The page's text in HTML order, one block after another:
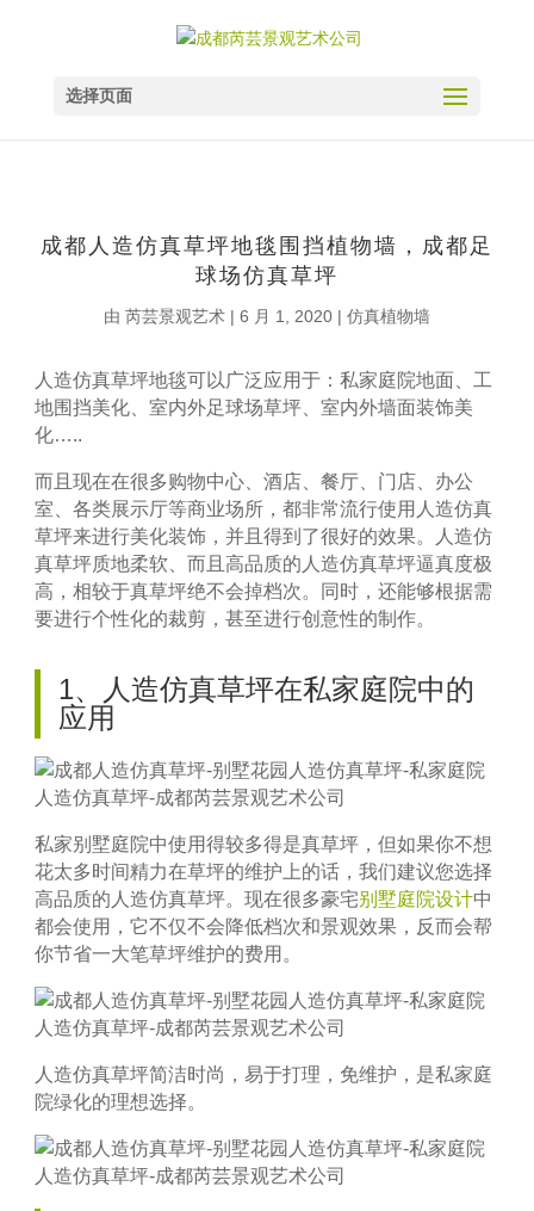
选择页面
成都人造仿真草坪地毯围挡植物墙，成都足
球场仿真草坪
由 芮芸景观艺术 | 6 月 1, 2020 | 仿真植物墙
人造仿真草坪地毯可以广泛应用于：私家庭院地面、工
地围挡美化、室内外足球场草坪、室内外墙面装饰美
化…..
而且现在在很多购物中心、酒店、餐厅、门店、办公
室、各类展示厅等商业场所，都非常流行使用人造仿真
草坪来进行美化装饰，并且得到了很好的效果。人造仿
真草坪质地柔软、而且高品质的人造仿真草坪逼真度极
高，相较于真草坪绝不会掉档次。同时，还能够根据需
要进行个性化的裁剪，甚至进行创意性的制作。
1、人造仿真草坪在私家庭院中的
应用
私家别墅庭院中使用得较多得是真草坪，但如果你不想
花太多时间精力在草坪的维护上的话，我们建议您选择
高品质的人造仿真草坪。现在很多豪宅别墅庭院设计中
都会使用，它不仅不会降低档次和景观效果，反而会帮
你节省一大笔草坪维护的费用。
人造仿真草坪简洁时尚，易于打理，免维护，是私家庭
院绿化的理想选择。